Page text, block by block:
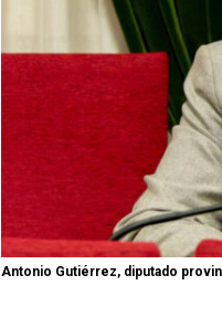
Antonio Gutiérrez, diputado